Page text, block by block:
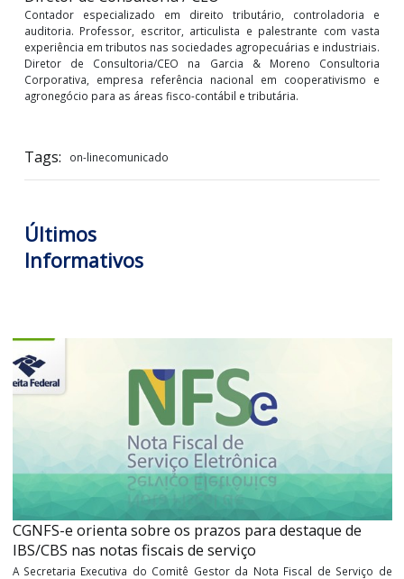
LOGIN PARA VISUALIZAR +
Werinton Garcia Moreno dos
Contador especializado em direito tributário,
auditoria. Professor, escritor, articulista e palestrante com
experiência em tributos nas sociedades agropecuárias e
Tags: on-linecomunicado
Últimos
Informativos